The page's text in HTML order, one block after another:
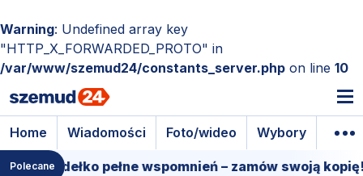
Warning: Undefined array key
"HTTP_X_FORWARDED_PROTO" in
/var/www/szemud24/constants_server.php on line 10
Home Wiadomości Foto/wideo Wybory
Polecane
pudełko pełne wspomnień – zamów swoją kopię!